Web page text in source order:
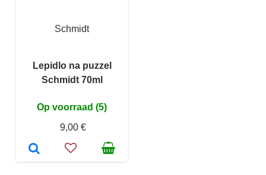
Schmidt
Lepidlo na puzzel
Schmidt 70ml
Op voorraad (5)
9,00 €